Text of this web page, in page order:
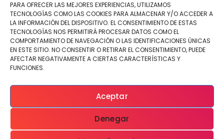
PARA OFRECER LAS MEJORES EXPERIENCIAS, UTILIZAMOS
TECNOLOGÍAS COMO LAS COOKIES PARA ALMACENAR Y/O ACCEDER A
LA INFORMACIÓN DEL DISPOSITIVO. EL CONSENTIMIENTO DE ESTAS
TECNOLOGÍAS NOS PERMITIRÁ PROCESAR DATOS COMO EL
COMPORTAMIENTO DE NAVEGACIÓN O LAS IDENTIFICACIONES ÚNICAS
EN ESTE SITIO. NO CONSENTIR O RETIRAR EL CONSENTIMIENTO, PUEDE
AFECTAR NEGATIVAMENTE A CIERTAS CARACTERÍSTICAS Y
FUNCIONES.
Aceptar
Denegar